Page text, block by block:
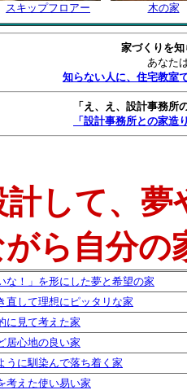
スキップフロアー 木の家
家づくりを
あなた
知らない人に、住宅教室
「え、え、設計事務所
「設計事務所との家造
して、
ら自分の
！」を形にした夢と希望の家
して理想にピッタリな家
に見て考えた家
居心地の良い家
に馴染んで落ち着く家
考えた使い易い家